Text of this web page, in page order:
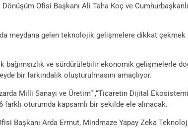
Ofisi Başkanı Ali Taha Koç ve
meydana gelen teknolojik gelişmelere dikkat çekmek
ve sürdürülebilir ekonomik gelişmelerle
bir farkındalık oluşturulmasını amaçlıyor.
Milli Sanayi ve Üretim” ,“Ticaretin Dijital
farklı oturumda kapsamlı bir şekilde ele alınacak.
Başkanı Arda Ermut, Mindmaze Yapay Zeka